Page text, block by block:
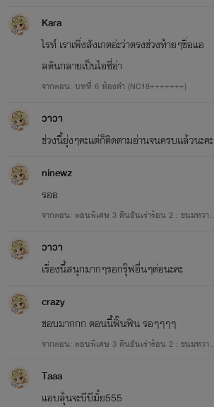
ภูษานารี
Kara
ไรท์ เราเพิ่งสังเกตอ่ะว่าตรงช่วงท้ายๆชื่อแอ
ลดันกลายเป็นไอซี่อ่า
จากตอน: บทที่ 6 ห้องดำ (NC18+++++++)
วาวา
ช่วงนี้ยุ่งๆคะแต่ก็ติดตามอ่านจนครบแล้วนะคะ
ninewz
รออ
จากตอน: ตอนพิเศษ 3 คืนอันเร่าร้อน 2 : ขนมหวาน
วาวา
เรื่องนี้สนุกมากๆรอกรุ๊ฟอื่นๆต่อนะคะ
crazy
ชอบมากกก ตอนนี้ฟิ๊นฟิน รอๆๆๆๆ
จากตอน: ตอนพิเศษ 3 คืนอันเร่าร้อน 2 : ขนมหวาน
Taaa
แอบลุ้นจะบีบีมั้ย555